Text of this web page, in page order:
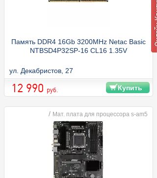
Память DDR4 16Gb 3200MHz Netac Basic
NTBSD4P32SP-16 CL16 1.35V
ул. Декабристов, 27
12 990 руб. Купить
/ Мат. плата для процессора s-am5